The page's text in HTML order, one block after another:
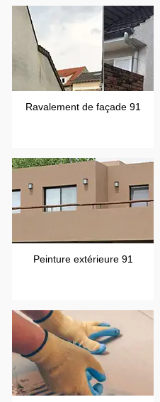
Ravalement de façade 91
Peinture extérieure 91